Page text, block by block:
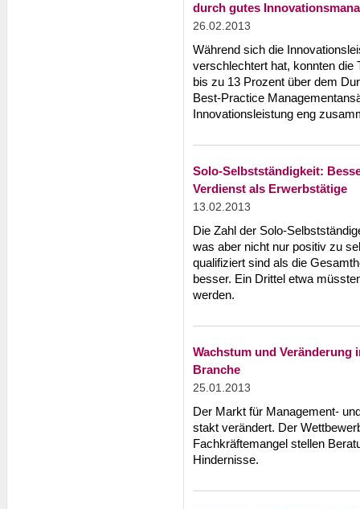
durch gutes
26.02.2013
Während sich die
verschlechtert hat, konnten die
bis zu 13 Prozent über dem
Best-Practice
Innovationsleistung eng
Solo-Selbstständigkeit:
Verdienst als Erwerbstätige
13.02.2013
Die Zahl der Solo-
was aber nicht nur positiv zu
qualifiziert sind als die
besser. Ein Drittel etwa
werden.
Wachstum und Veränderung
Branche
25.01.2013
Der Markt für Management-
stakt verändert. Der
Fachkräftemangel stellen
Hindernisse.